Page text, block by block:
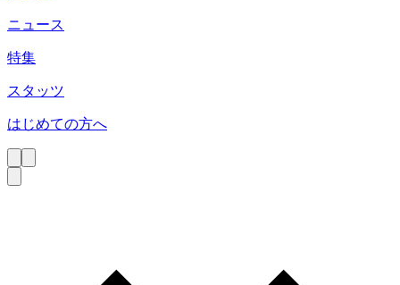
ニュース
特集
スタッツ
はじめての方へ